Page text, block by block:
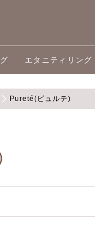
エタニティリング
Pureté(ピュルテ)